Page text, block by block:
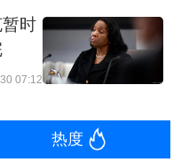
公开市场委员会
否删除通胀 “暂时
升的势头消退，
多迹象表明，短
机已经关闭。”他
时
07:12
热度